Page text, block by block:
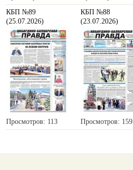
КБП №89
(25.07.2026)
Просмотров: 113
КБП №88
(23.07.2026)
Просмотров: 159